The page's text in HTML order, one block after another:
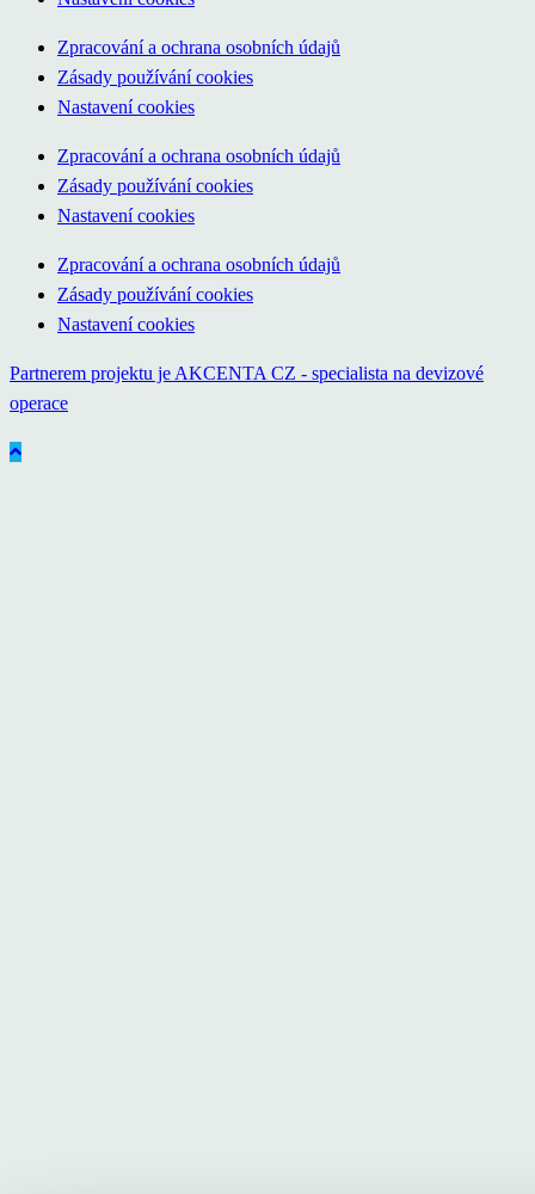
Zpracování a ochrana osobních údajů
Zásady používání cookies
Nastavení cookies
Zpracování a ochrana osobních údajů
Zásady používání cookies
Nastavení cookies
Zpracování a ochrana osobních údajů
Zásady používání cookies
Nastavení cookies
Partnerem projektu je AKCENTA CZ - specialista na devizové
operace